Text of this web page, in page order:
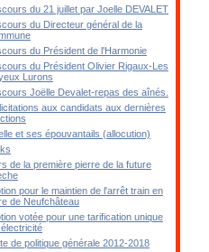
du 21 juillet par Joelle DEVALET
du Directeur général de la
du Président de l'Harmonie
du Président Olivier Rigaux-Les
Lurons
Joëlle Devalet-repas des aînés.
aux candidats aux dernières
et ses épouvantails (allocution)
de la première pierre de la future
pour le maintien de l'arrêt train en
de Neufchâteau
votée pour une tarification unique
de politique générale 2012-2018